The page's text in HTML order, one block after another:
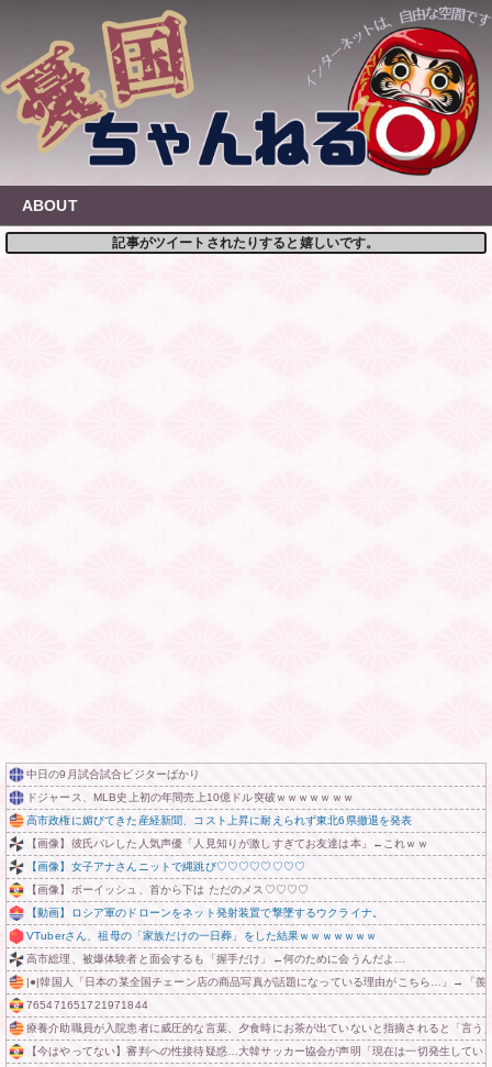
content
ABOUT
記事がツイートされたりすると嬉しいです。
中日の9月試合試合ビジターばかり
ドジャース、МLB史上初の年間売上10億ドル突破ｗｗｗｗｗｗｗ
高市政権に媚びてきた産経新聞、コスト上昇に耐えられず東北6県撤退を発表
【画像】彼氏バレした人気声優「人見知りが激しすぎてお友達は本」←これｗｗ
【画像】女子アナさんニットで縄跳び♡♡♡♡♡♡♡♡
【画像】ボーイッシュ、首から下は ただのメス♡♡♡♡
【動画】ロシア軍のドローンをネット発射装置で撃墜するウクライナ。
VTuberさん、祖母の「家族だけの一日葬」をした結果ｗｗｗｗｗｗｗ
高市総理、被爆体験者と面会するも「握手だけ」←何のために会うんだよ…
|●|韓国人「日本の某全国チェーン店の商品写真が話題になっている理由がこちら…」→「羨
765471651721971844
療養介助職員が入院患者に威圧的な言葉、夕食時にお茶が出ていないと指摘されると「言う
【今はやってない】審判への性接待疑惑…大韓サッカー協会が声明「現在は一切発生してい